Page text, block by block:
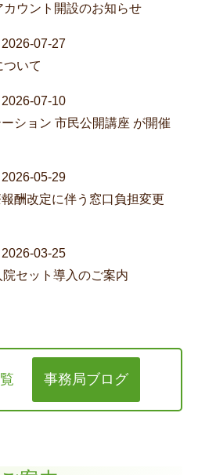
ウント開設のお知らせ
2026-07-27
いて
2026-07-10
ション 市民公開講座 が開催
2026-05-29
酬改定に伴う窓口負担変更
2026-03-25
セット導入のご案内
覧 事務局ブログ